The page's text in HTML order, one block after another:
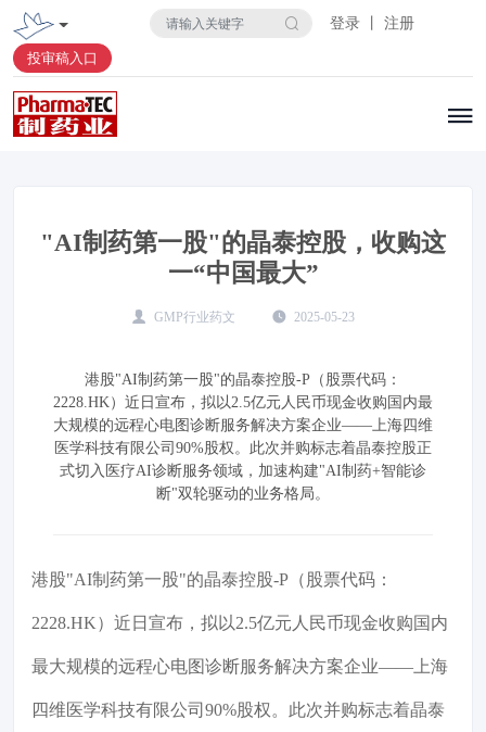
登录 丨 注册
投审稿入口
"AI制药第一股"的晶泰控股，收购这
一“中国最大”
GMP行业药文 2025-05-23
港股"AI制药第一股"的晶泰控股-P（股票代码：
2228.HK）近日宣布，拟以2.5亿元人民币现金收购国内最
大规模的远程心电图诊断服务解决方案企业——上海四维
医学科技有限公司90%股权。此次并购标志着晶泰控股正
式切入医疗AI诊断服务领域，加速构建"AI制药+智能诊
断"双轮驱动的业务格局。
港股"AI制药第一股"的晶泰控股-P（股票代码：
2228.HK）近日宣布，拟以2.5亿元人民币现金收购国内
最大规模的远程心电图诊断服务解决方案企业——上海
四维医学科技有限公司90%股权。此次并购标志着晶泰